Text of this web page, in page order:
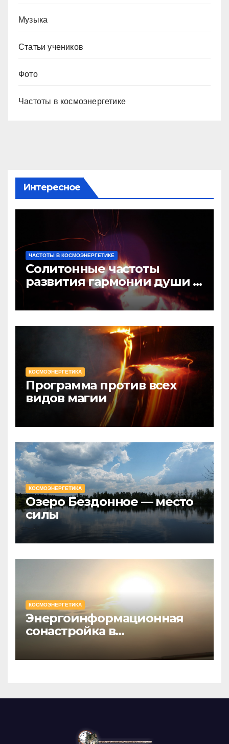
Музыка
Статьи учеников
Фото
Частоты в космоэнергетике
Интересное
ЧАСТОТЫ В КОСМОЭНЕРГЕТИКЕ
Солитонные частоты
развития гармонии души и
сознания, личности
КОСМОЭНЕРГЕТИКА
Программа против всех
видов магии
КОСМОЭНЕРГЕТИКА
Озеро Бездонное — место
силы
КОСМОЭНЕРГЕТИКА
Энергоинформационная
сонастройка в
космоэнергетике с точки
зрения Информациологии